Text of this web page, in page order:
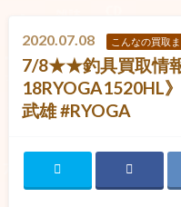
2020.07.08 こんなの買取ま
7/8★★釣具買取情
18RYOGA1520HL
武雄 #RYOGA